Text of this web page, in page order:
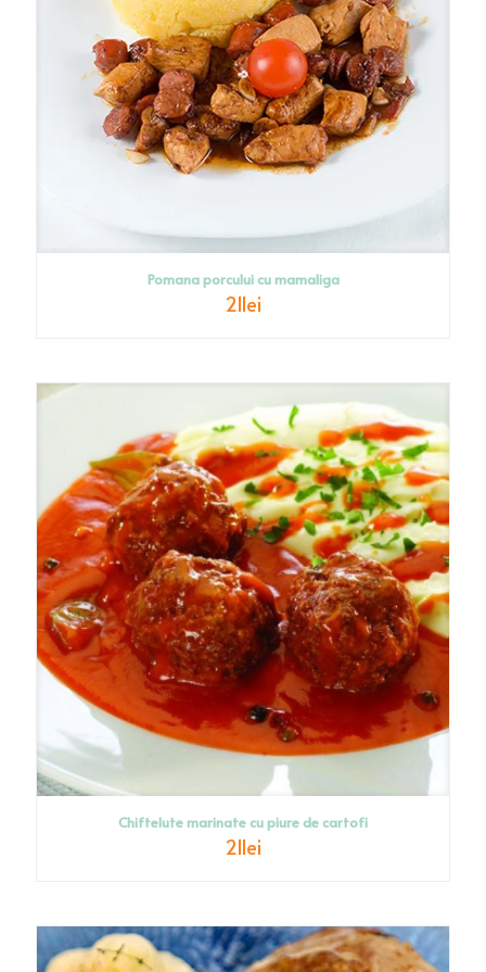
Pomana porcului cu mamaliga
21lei
Chiftelute marinate cu piure de cartofi
21lei